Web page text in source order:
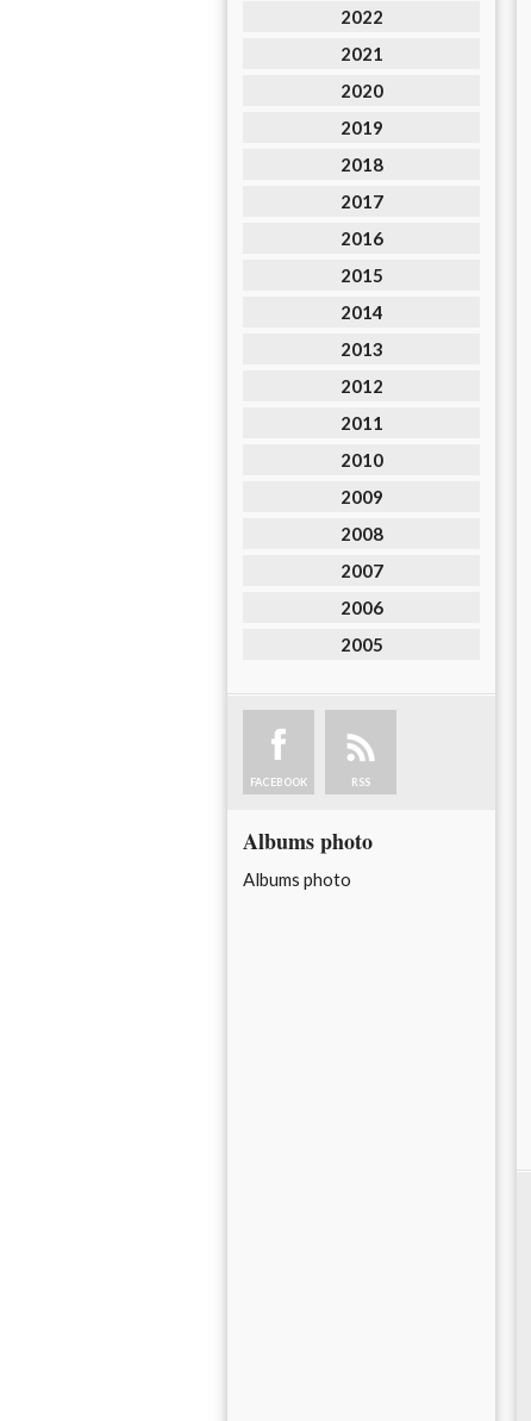
2022
2021
2020
2019
2018
2017
2016
2015
2014
2013
2012
2011
2010
2009
2008
2007
2006
2005
FACEBOOK RSS
Albums photo
Albums photo